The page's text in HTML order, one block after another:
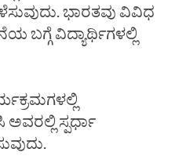
ಭಾರತವು ವಿವಿಧ
ಬಗ್ಗೆ ವಿದ್ಯಾರ್ಥಿಗಳಲ್ಲಿ
ಸ್ಪರ್ಧಾ